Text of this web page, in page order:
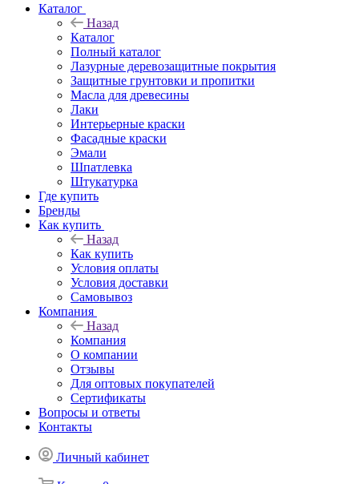
Каталог
Назад
Каталог
Полный каталог
Лазурные деревозащитные покрытия
Защитные грунтовки и пропитки
Масла для древесины
Лаки
Интерьерные краски
Фасадные краски
Эмали
Шпатлевка
Штукатурка
Где купить
Бренды
Как купить
Назад
Как купить
Условия оплаты
Условия доставки
Самовывоз
Компания
Назад
Компания
О компании
Отзывы
Для оптовых покупателей
Сертификаты
Вопросы и ответы
Контакты
Личный кабинет